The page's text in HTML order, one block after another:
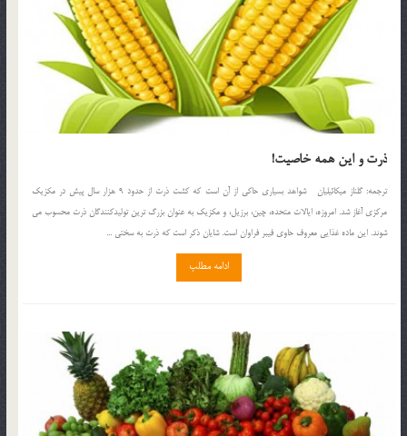
ذرت و اين همه خاصيت!
ترجمه: گلناز ميكائيليان شواهد بسياري حاكي از آن است كه كشت ذرت از حدود 9 هزار سال پيش در مكزيك
مركزي آغاز شد. امروزه، ايالات متحده، چين، برزيل، و مكزيك به عنوان بزرگ ترين توليدكنندگان ذرت محسوب مي
شوند. اين ماده غذايي معروف حاوي فيبر فراوان است. شايان ذكر است كه ذرت به سختي ...
ادامه مطلب